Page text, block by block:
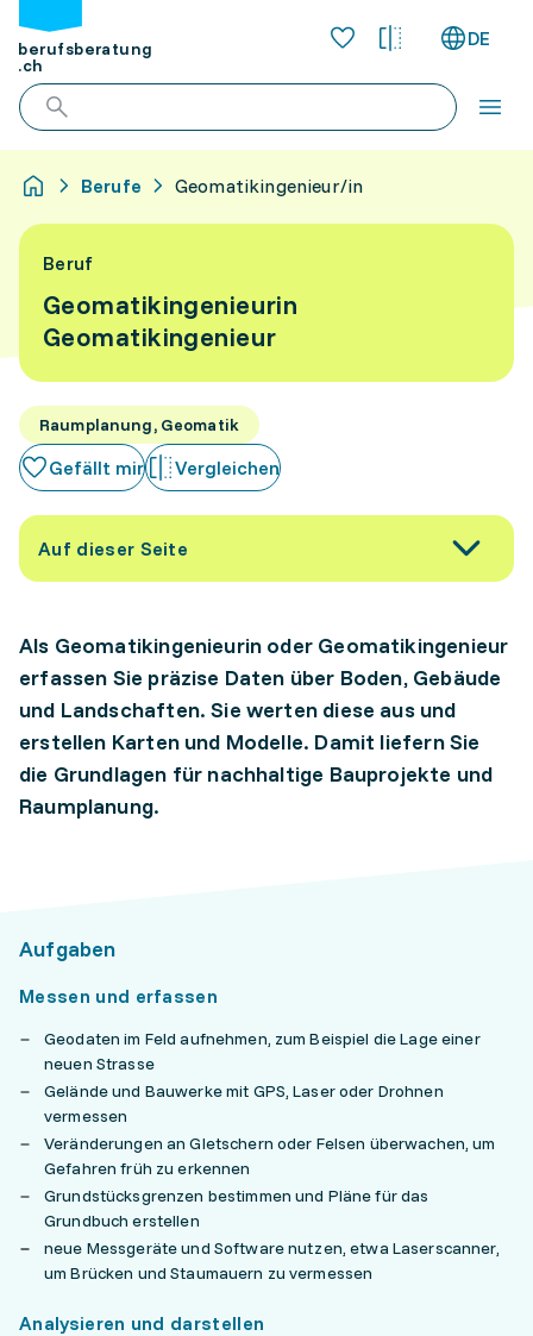
berufsberatung
.ch
DE
Berufe Geomatikingenieur/in
Beruf
Geomatikingenieurin
Geomatikingenieur
Raumplanung, Geomatik
Gefällt mir Vergleichen
Auf dieser Seite
Als Geomatikingenieurin oder Geomatikingenieur
erfassen Sie präzise Daten über Boden, Gebäude
und Landschaften. Sie werten diese aus und
erstellen Karten und Modelle. Damit liefern Sie
die Grundlagen für nachhaltige Bauprojekte und
Raumplanung.
Aufgaben
Messen und erfassen
Geodaten im Feld aufnehmen, zum Beispiel die Lage einer
neuen Strasse
Gelände und Bauwerke mit GPS, Laser oder Drohnen
vermessen
Veränderungen an Gletschern oder Felsen überwachen, um
Gefahren früh zu erkennen
Grundstücksgrenzen bestimmen und Pläne für das
Grundbuch erstellen
neue Messgeräte und Software nutzen, etwa Laserscanner,
um Brücken und Staumauern zu vermessen
Analysieren und darstellen